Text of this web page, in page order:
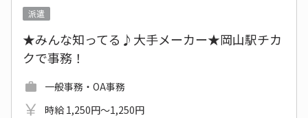
派遣
★みんな知ってる♪大手メーカー★岡山駅チカ
クで事務！
一般事務・OA事務
時給 1,250円～1,250円